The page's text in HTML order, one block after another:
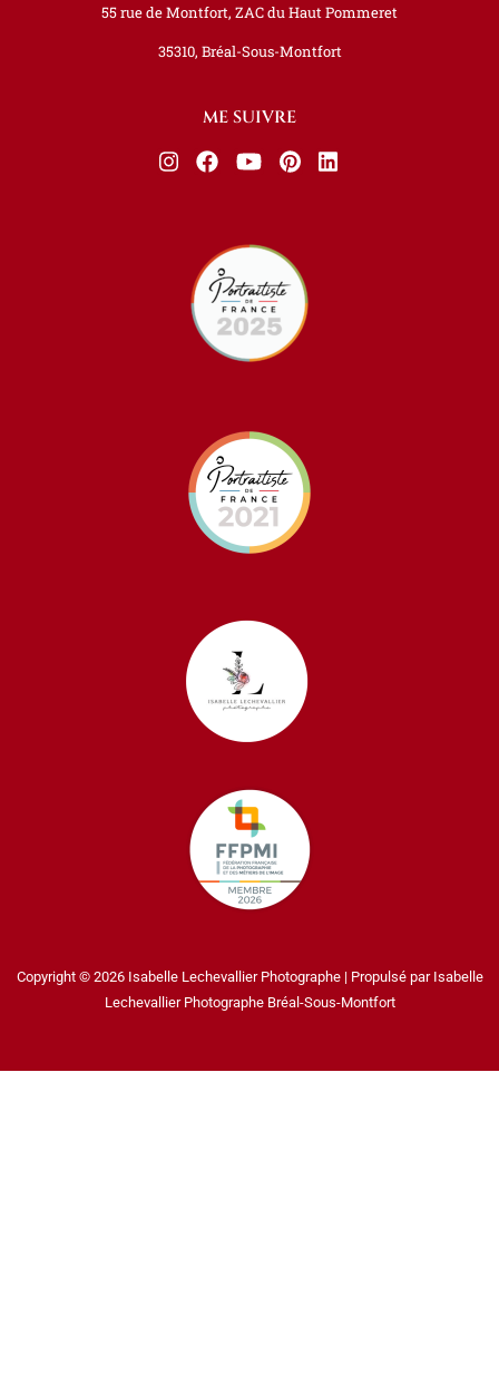
55 rue de Montfort, ZAC du Haut Pommeret
35310, Bréal-Sous-Montfort
ME SUIVRE
Copyright © 2026 Isabelle Lechevallier Photographe | Propulsé par Isabelle
Lechevallier Photographe Bréal-Sous-Montfort